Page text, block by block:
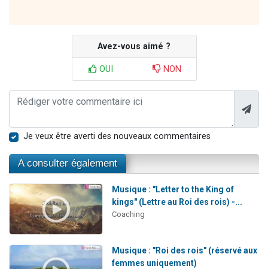
Avez-vous aimé ?
OUI NON
Je veux être averti des nouveaux commentaires
A consulter également
Musique : "Letter to the King of
kings" (Lettre au Roi des rois) -...
Coaching
Musique : "Roi des rois" (réservé aux
femmes uniquement)